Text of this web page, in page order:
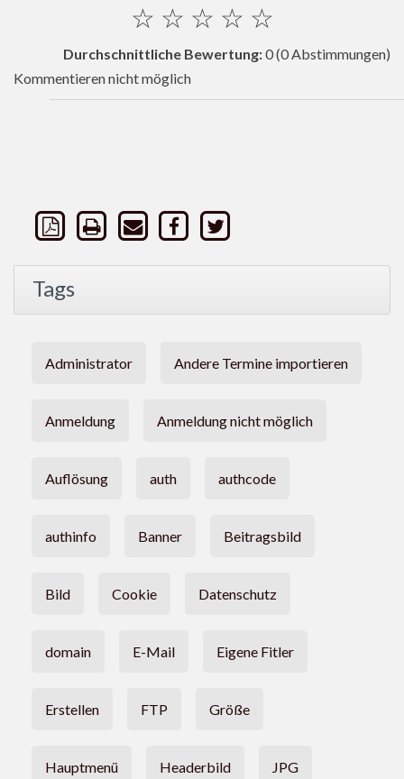
☆
☆
☆
☆
☆
Durchschnittliche Bewertung:0(0 Abstimmungen)
Kommentieren nicht möglich
Tags
Administrator Andere Termine importieren
Anmeldung Anmeldung nicht möglich
Auflösung auth authcode
authinfo Banner Beitragsbild
Bild Cookie Datenschutz
domain E-Mail Eigene Fitler
Erstellen FTP Größe
Hauptmenü Headerbild JPG